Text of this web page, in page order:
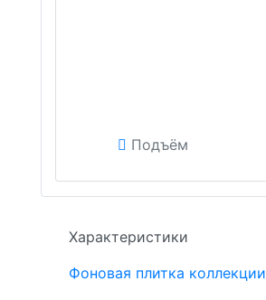
Подъём
Характеристики
Фоновая плитка коллекции